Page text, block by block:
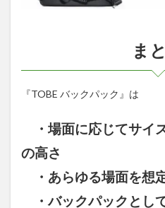
ま
『TOBE バックパック』は
・場面に応じてサイ
の高さ
・あらゆる場面を想
・バックパックとし